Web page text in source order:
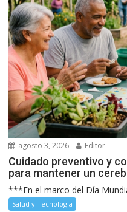
agosto 3, 2026 Editor
Cuidado preventivo y
para mantener un
***En el marco del Día
Salud y Tecnología